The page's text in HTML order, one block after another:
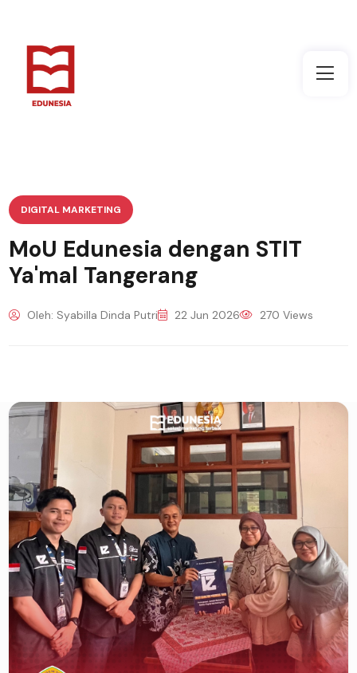
DIGITAL MARKETING
MoU Edunesia dengan STIT
Ya'mal Tangerang
Oleh: Syabilla Dinda Putri 22 Jun 2026 270 Views